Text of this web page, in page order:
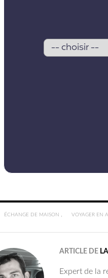
ÉCHANGE DE MAISON VOYAGER EN
ARTICLE DE
Expert de la